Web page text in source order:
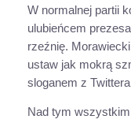
W normalnej partii
ulubieńcem
rzeźnię.
ustaw jak mokrą
sloganem z
Nad tym